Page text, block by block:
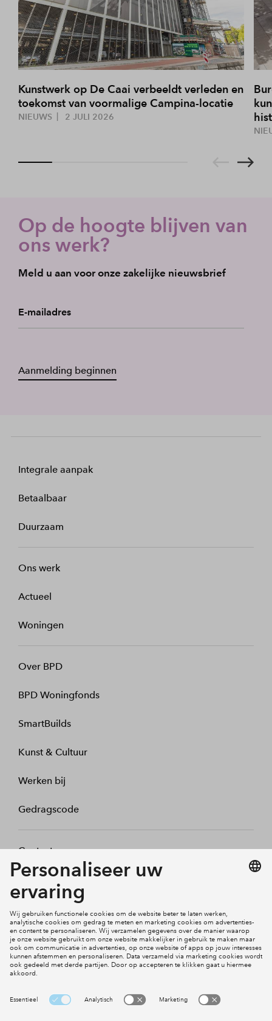
Kunstwerk op De Caai verbeeldt verleden en
toekomst van voormalige Campina-locatie
NIEUWS 2 JULI 2026
Op de hoogte blijven van
ons werk?
Meld u aan voor onze zakelijke nieuwsbrief
E-mailadres
Aanmelding beginnen
Integrale aanpak
Betaalbaar
Duurzaam
Ons werk
Actueel
Woningen
Over BPD
BPD Woningfonds
SmartBuilds
Kunst & Cultuur
Werken bij
Gedragscode
Contact
Mijn profiel
Social Media